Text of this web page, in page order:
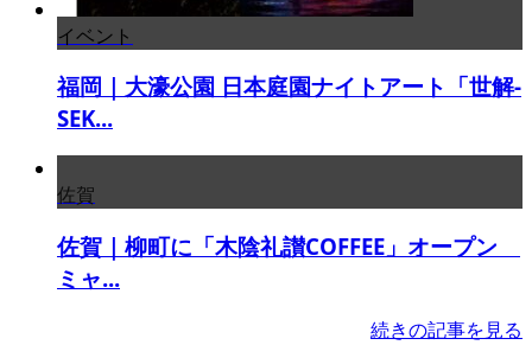
イベント
福岡｜大濠公園 日本庭園ナイトアート「世解-
SEK...
佐賀
佐賀｜柳町に「木陰礼讃COFFEE」オープン
ミャ...
続きの記事を見る